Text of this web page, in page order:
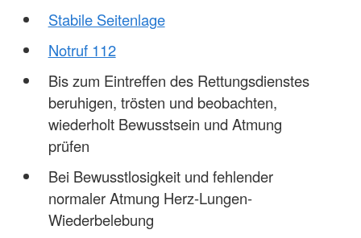
Stabile Seitenlage
Notruf 112
Bis zum Eintreffen des Rettungsdienstes
beruhigen, trösten und beobachten,
wiederholt Bewusstsein und Atmung
prüfen
Bei Bewusstlosigkeit und fehlender
normaler Atmung Herz-Lungen-
Wiederbelebung